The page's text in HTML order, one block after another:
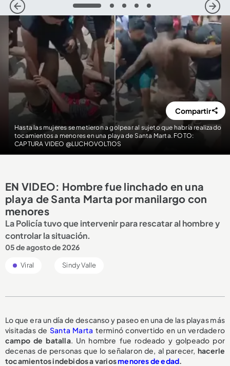
1 2 3 4 5
Hasta las mujeres se metieron a golpear al sujeto que habría realizado
tocamientos a menores en una playa de Santa Marta. FOTO:
CAPTURA VIDEO @LUCHOVOLTIOS
Compartir
EN VIDEO: Hombre fue linchado en una
playa de Santa Marta por manilargo con
menores
La Policía tuvo que intervenir para rescatar al hombre y
controlar la situación.
05 de agosto de 2026
Viral Sindy Valle
Lo que era un día de descanso y paseo en una de las playas más
visitadas de Santa Marta terminó convertido en un verdadero
campo de batalla. Un hombre fue rodeado y golpeado por
decenas de personas que lo señalaron de, al parecer, hacerle
tocamientos indebidos a variosmenores de edad.